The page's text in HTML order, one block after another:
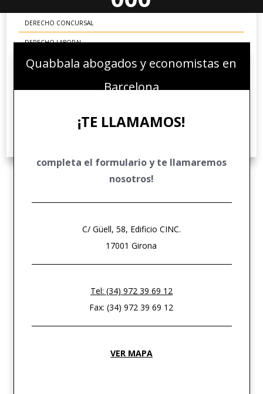
DERECHO CONCURSAL
DERECHO LABORAL
DERECHO ADMINISTRATIVO
DERECHO FINANCIERO Y TRIBUTARIO
DERECHO COMUNITARIO EUROPEO E INTERNACIONAL
Quabbala abogados y economistas en
Barcelona
¡TE LLAMAMOS!
completa el formulario y te llamaremos
nosotros!
C/ Güell, 58, Edificio CINC.
17001 Girona
Tel: (34) 972 39 69 12
Fax: (34) 972 39 69 12
VER MAPA